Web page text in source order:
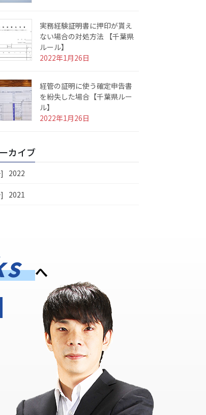
実務経験証明書に押印が貰え
ない場合の対処方法 【千葉県
ルール】
2022年1月26日
経管の証明に使う確定申告書
を紛失した場合【千葉県ルー
ル】
2022年1月26日
カイブ
2022
2021
へ